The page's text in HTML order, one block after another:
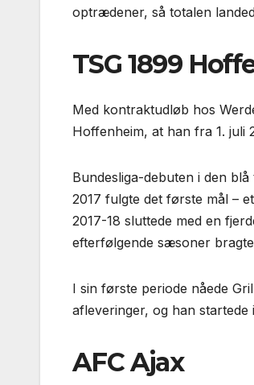
optrædener, så totalen
TSG 1899
Med kontraktudløb hos
Hoffenheim, at han fra 1. juli
Bundesliga-debuten i den
2017 fulgte det første mål –
2017-18 sluttede med en
efterfølgende sæsoner
I sin første periode nåede
afleveringer, og han
AFC Ajax